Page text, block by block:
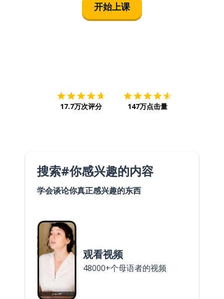
开始上课
17.7万次评分 147万点击量
搜索#你感兴趣的内容
学会谈论你真正感兴趣的东西
观看视频
48000+个母语者的视频